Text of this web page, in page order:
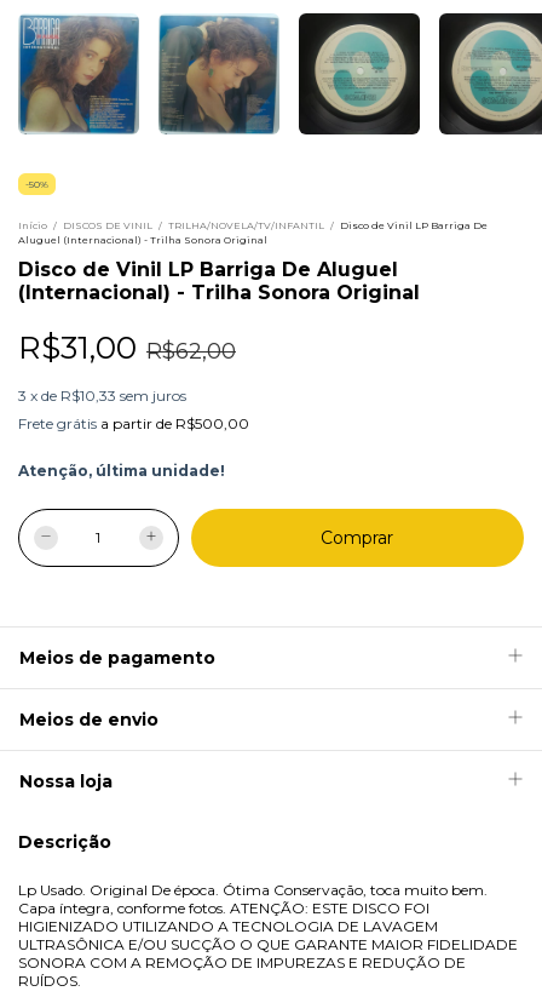
-50%
Início / DISCOS DE VINIL / TRILHA/NOVELA/TV/INFANTIL / Disco de Vinil LP Barriga De
Aluguel (Internacional) - Trilha Sonora Original
Disco de Vinil LP Barriga De Aluguel
(Internacional) - Trilha Sonora Original
R$31,00 R$62,00
3 x de R$10,33 sem juros
Frete grátis a partir de R$500,00
Atenção, última unidade!
Meios de pagamento
Meios de envio
Nossa loja
Descrição
Lp Usado. Original De época. Ótima Conservação, toca muito bem.
Capa íntegra, conforme fotos. ATENÇÃO: ESTE DISCO FOI
HIGIENIZADO UTILIZANDO A TECNOLOGIA DE LAVAGEM
ULTRASÔNICA E/OU SUCÇÃO O QUE GARANTE MAIOR FIDELIDADE
SONORA COM A REMOÇÃO DE IMPUREZAS E REDUÇÃO DE
RUÍDOS.